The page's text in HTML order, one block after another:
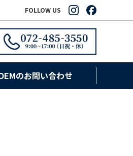
FOLLOW US
のお問い合わせ